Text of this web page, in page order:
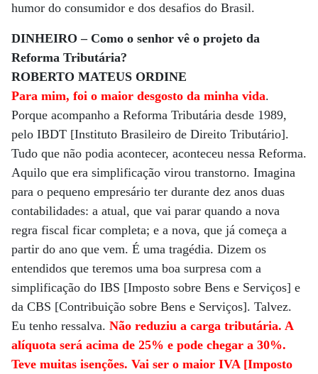
humor do consumidor e dos desafios do Brasil.
DINHEIRO – Como o senhor vê o projeto da
Reforma Tributária?
ROBERTO MATEUS ORDINE
Para mim, foi o maior desgosto da minha vida.
Porque acompanho a Reforma Tributária desde 1989,
pelo IBDT [Instituto Brasileiro de Direito Tributário].
Tudo que não podia acontecer, aconteceu nessa Reforma.
Aquilo que era simplificação virou transtorno. Imagina
para o pequeno empresário ter durante dez anos duas
contabilidades: a atual, que vai parar quando a nova
regra fiscal ficar completa; e a nova, que já começa a
partir do ano que vem. É uma tragédia. Dizem os
entendidos que teremos uma boa surpresa com a
simplificação do IBS [Imposto sobre Bens e Serviços] e
da CBS [Contribuição sobre Bens e Serviços]. Talvez.
Eu tenho ressalva. Não reduziu a carga tributária. A
alíquota será acima de 25% e pode chegar a 30%.
Teve muitas isenções. Vai ser o maior IVA [Imposto